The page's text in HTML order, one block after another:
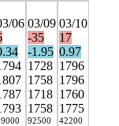
06 03/09
-35
-1.95
1728
1758
1718
1758
92500
03/10
17
0.97
1796
1796
1760
1775
42200